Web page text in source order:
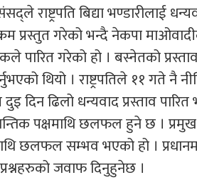
राष्ट्रपति बिद्या भण्डारीलाई
प्रस्तुत गरेको भन्दै नेकपा
पारित गरेको हो । बस्नेतको
थियो । राष्ट्रपतिले ११ गते नै
दिन ढिलो धन्यवाद प्रस्ताव
पक्षमाथि छलफल हुने छ ।
छलफल सम्भव भएको हो ।
जवाफ दिनुहुनेछ ।